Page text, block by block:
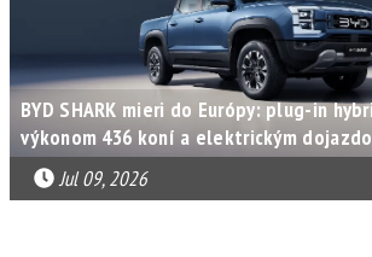
BYD SHARK mieri do Európy: plug-in
výkonom 436 koní a elektrickým
Jul 09, 2026